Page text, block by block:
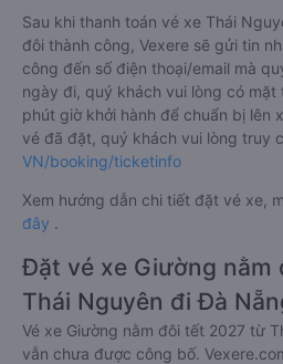
Sau khi thanh toán vé xe Thái
đôi thành công, Vexere sẽ gửi tin
công đến số điện thoại/email mà
ngày đi, quý khách vui lòng có
phút giờ khởi hành để chuẩn bị lên
vé đã đặt, quý khách vui lòng truy
VN/booking/ticketinfo
Xem hướng dẫn chi tiết đặt vé xe,
đây .
Đặt vé xe Giường nằm
Thái Nguyên đi Đà
Vé xe Giường nằm đôi tết 2027 từ
vẫn chưa được công bố.